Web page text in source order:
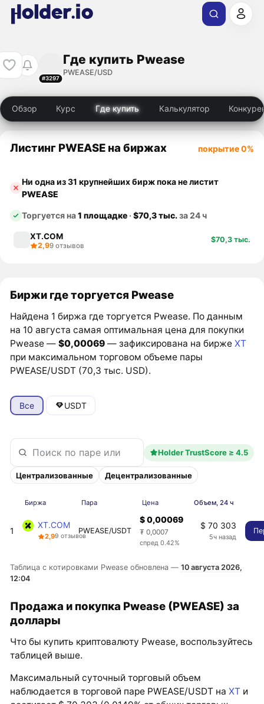
#3297
Где купить Pwease
PWEASE/USD
Обзор Курс Где купить Калькулятор
Листинг PWEASE на биржах покрытие 0%
Ни одна из 31 крупнейших бирж пока не листит
PWEASE
Торгуется на1 площадке ·$70,3 тыс.за 24 ч
XT.COM
2,99 отзывов
$70,3 тыс.
Биржи где торгуется Pwease
Найдена 1 биржа где торгуется Pwease. По данным
на 10 августа самая оптимальная цена для покупки
Pwease —$0,00069 — зафиксирована на биржеXT
при максимальном торговом объеме пары
PWEASE/USDT (70,3 тыс. USD).
Все USDT
Holder TrustScore ≥ 4.5
Централизованные Децентрализованные
Биржа Пара Цена Объем, 24 ч
1
XT.COM
2,99 отзывов
PWEASE/USDT
$ 0,00069
₮ 0,0007
спред 0.42%
$ 70 303
5ч назад
Таблица с котировками Pwease обновлена —10 августа 2026,
12:04
Продажа и покупка Pwease (PWEASE) за
доллары
Что бы купить криптовалюту Pwease, воспользуйтесь
таблицей выше.
Максимальный суточный торговый объем
наблюдается в торговой паре PWEASE/USDT наXT и